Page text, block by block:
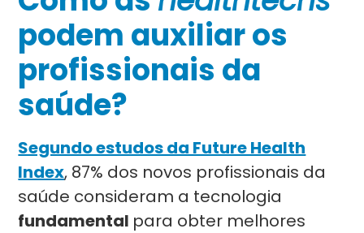
podem auxiliar os
profissionais da
saúde?
Segundo estudos da Future Health
Index, 87% dos novos profissionais da
saúde consideram a tecnologia
fundamental para obter melhores